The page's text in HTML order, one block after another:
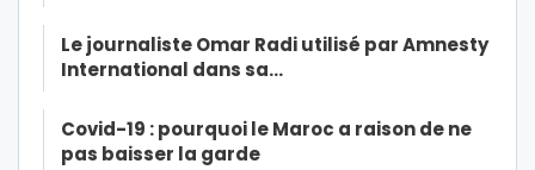
Le journaliste Omar Radi utilisé par Amnesty
International dans sa…
Covid-19 : pourquoi le Maroc a raison de ne
pas baisser la garde